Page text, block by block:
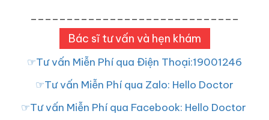
Bác sĩ tư vấn và hẹn khám
☞Tư vấn Miễn Phí qua Điện Thoại:19001246
☞Tư vấn Miễn Phí qua Zalo: Hello Doctor
☞Tư vấn Miễn Phí qua Facebook: Hello Doctor